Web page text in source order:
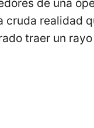
de una
realidad
traer un